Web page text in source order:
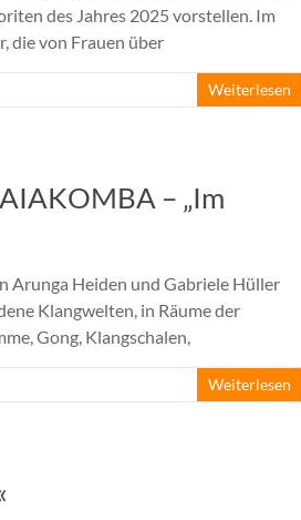
des Jahres 2025 vorstellen. Im
die von Frauen über
Weiterlesen
– „Im
Arunga Heiden und Gabriele Hüller
Klangwelten, in Räume der
Gong, Klangschalen,
Weiterlesen